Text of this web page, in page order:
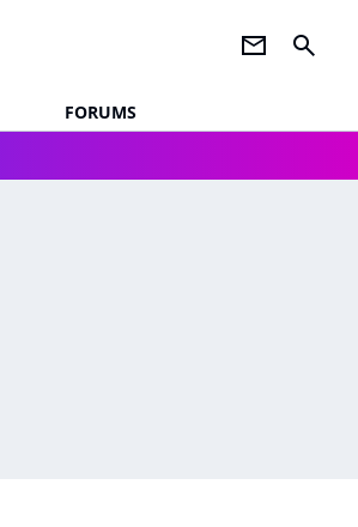
newsletter search
FORUMS